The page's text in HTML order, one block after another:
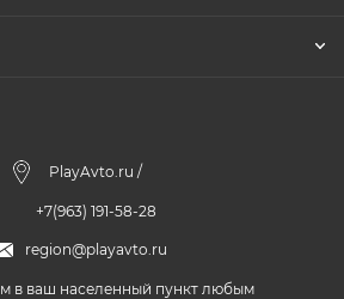
PlayAvto.ru /
+7(963) 191-58-28
region@playavto.ru
в ваш населенный пункт любым